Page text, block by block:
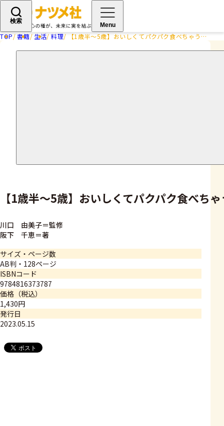
検索
Menu
TOP 書籍 生活 料理 【1歳半～5歳】おいしくてパクパク食べちゃう！ ラクうま幼児食
【1歳半～5歳】おいしくてパクパク食べち
川口 由美子＝監修
阪下 千恵＝著
サイズ・ページ数
AB判・128ページ
ISBNコード
9784816373787
価格（税込）
1,430円
発行日
2023.05.15